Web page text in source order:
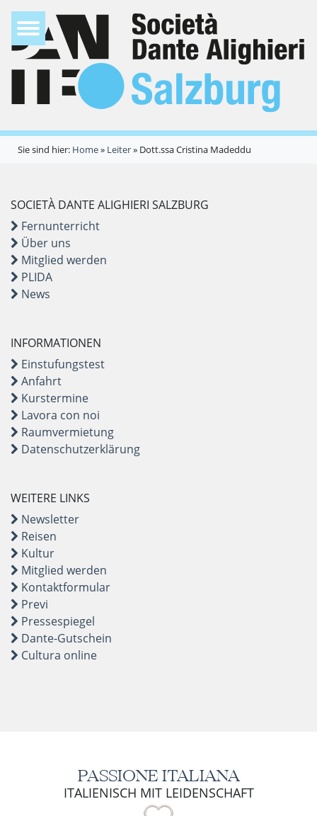
Sie sind hier: Home» Leiter» Dott.ssa Cristina Madeddu
SOCIETÀ DANTE ALIGHIERI SALZBURG
Fernunterricht
Über uns
Mitglied werden
PLIDA
News
INFORMATIONEN
Einstufungstest
Anfahrt
Kurstermine
Lavora con noi
Raumvermietung
Datenschutzerklärung
WEITERE LINKS
Newsletter
Reisen
Kultur
Mitglied werden
Kontaktformular
Previ
Pressespiegel
Dante-Gutschein
Cultura online
PASSIONE ITALIANA
ITALIENISCH MIT LEIDENSCHAFT